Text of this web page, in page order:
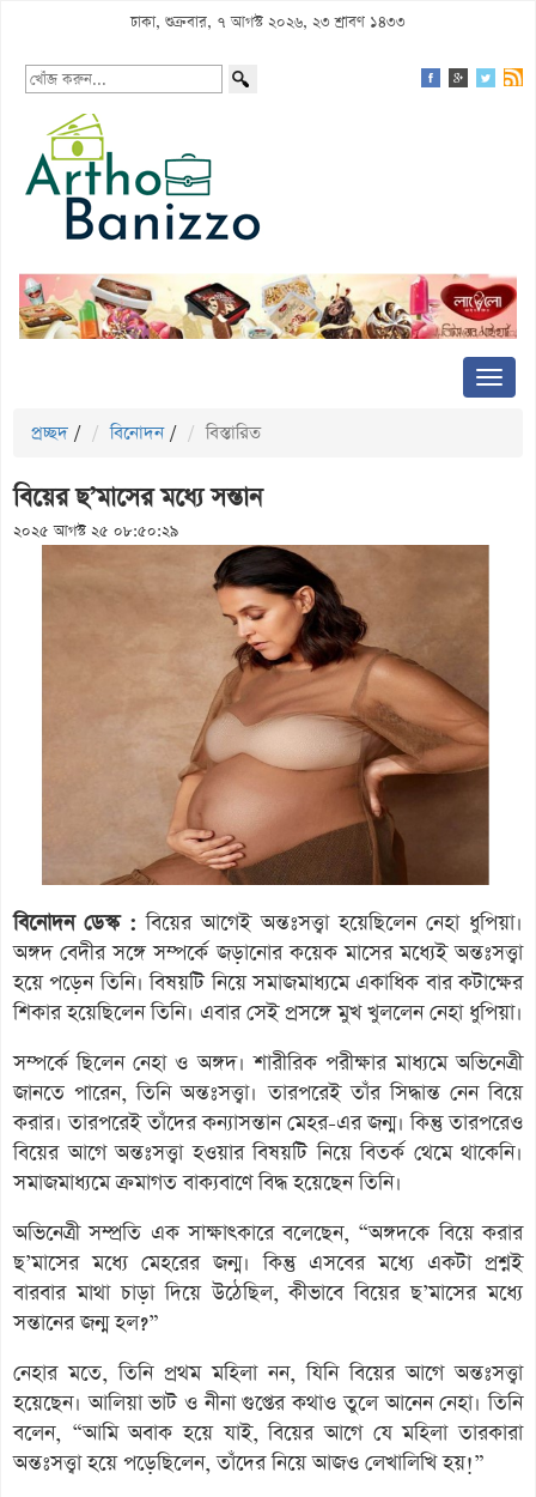
ঢাকা, শুক্রবার, ৭ আগস্ট ২০২৬, ২৩ শ্রাবণ ১৪৩৩
প্রচ্ছদ / বিনোদন / বিস্তারিত
বিয়ের ছ’মাসের মধ্যে সন্তান
২০২৫ আগস্ট ২৫ ০৮:৫০:২৯
বিনোদন ডেস্ক : বিয়ের আগেই অন্তঃসত্ত্বা হয়েছিলেন নেহা ধুপিয়া।
অঙ্গদ বেদীর সঙ্গে সম্পর্কে জড়ানোর কয়েক মাসের মধ্যেই অন্তঃসত্ত্বা
হয়ে পড়েন তিনি। বিষয়টি নিয়ে সমাজমাধ্যমে একাধিক বার কটাক্ষের
শিকার হয়েছিলেন তিনি। এবার সেই প্রসঙ্গে মুখ খুললেন নেহা ধুপিয়া।
সম্পর্কে ছিলেন নেহা ও অঙ্গদ। শারীরিক পরীক্ষার মাধ্যমে অভিনেত্রী
জানতে পারেন, তিনি অন্তঃসত্ত্বা। তারপরেই তাঁর সিদ্ধান্ত নেন বিয়ে
করার। তারপরেই তাঁদের কন্যাসন্তান মেহর-এর জন্ম। কিন্তু তারপরেও
বিয়ের আগে অন্তঃসত্ত্বা হওয়ার বিষয়টি নিয়ে বিতর্ক থেমে থাকেনি।
সমাজমাধ্যমে ক্রমাগত বাক্যবাণে বিদ্ধ হয়েছেন তিনি।
অভিনেত্রী সম্প্রতি এক সাক্ষাৎকারে বলেছেন, “অঙ্গদকে বিয়ে করার
ছ’মাসের মধ্যে মেহরের জন্ম। কিন্তু এসবের মধ্যে একটা প্রশ্নই
বারবার মাথা চাড়া দিয়ে উঠেছিল, কীভাবে বিয়ের ছ’মাসের মধ্যে
সন্তানের জন্ম হল?”
নেহার মতে, তিনি প্রথম মহিলা নন, যিনি বিয়ের আগে অন্তঃসত্ত্বা
হয়েছেন। আলিয়া ভাট ও নীনা গুপ্তের কথাও তুলে আনেন নেহা। তিনি
বলেন, “আমি অবাক হয়ে যাই, বিয়ের আগে যে মহিলা তারকারা
অন্তঃসত্ত্বা হয়ে পড়েছিলেন, তাঁদের নিয়ে আজও লেখালিখি হয়!”